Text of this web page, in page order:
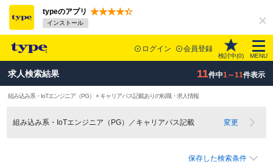
typeのアプリ
インストール
ログイン 会員登録
検討中(0) MENU
求人検索結果 11件中1～11件表示
組み込み系・IoTエンジニア（PG） × キャリアパス記載ありの転職・求人情報
組み込み系・IoTエンジニア（PG）／キャリアパス記載 変更
保存した検索条件